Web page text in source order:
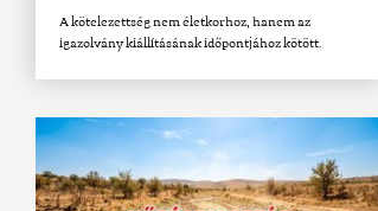
A kötelezettség nem életkorhoz, hanem az
igazolvány kiállításának időpontjához kötött.